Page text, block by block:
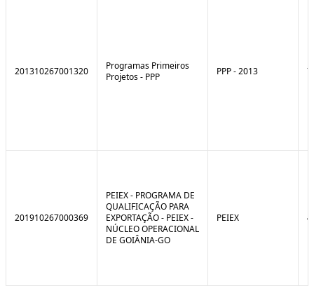
201310267001320
Programas Primeiros
Projetos - PPP
PPP - 2013
201910267000369
PEIEX - PROGRAMA DE
QUALIFICAÇÃO PARA
EXPORTAÇÃO - PEIEX -
NÚCLEO OPERACIONAL
DE GOIÂNIA-GO
PEIEX